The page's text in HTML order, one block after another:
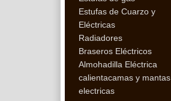
Estufas de Cuarzo y
Eléctricas
Radiadores
Braseros Eléctricos
Almohadilla Eléctrica
calientacamas y mantas
electricas